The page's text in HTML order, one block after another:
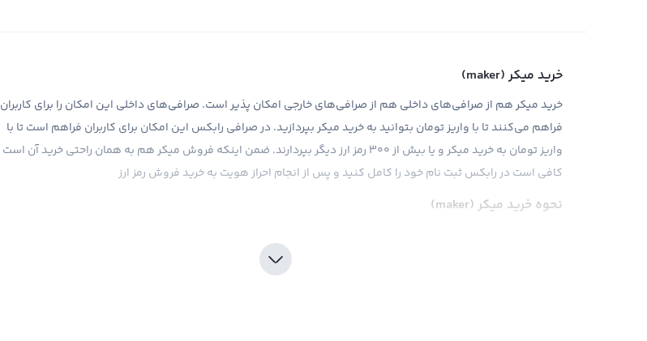
خرید میکر (maker)
خرید میکر هم از صرافی‌های داخلی هم از صرافی‌های خارجی امکان پذیر است. صرافی‌های داخلی این امکان را برای کاربران
فراهم می‌کنند تا با واریز تومان بتوانید به خرید میکر بپردازید. در صرافی رابکس این امکان برای کاربران فراهم است تا با
واریز تومان به خرید میکر و یا بیش از ۳۰۰ رمز ارز دیگر بپردارند. ضمن اینکه فروش میکر هم به همان راحتی خرید آن است
کافی است در رابکس ثبت نام خود را کامل کنید و پس از انجام احراز هویت به خرید فروش رمز ارز
نحوه خرید میکر (maker)
احراز هویت با مدارک شناسایی خود در کوتاه مدت به خرید ارز میکر بپردازید. پس از تکمیل احراز هویت در سایت رابکس در